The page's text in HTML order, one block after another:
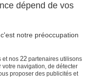
dépend de vos
notre préoccupation
et nos 22partenaires utilisons
navigation, de détecter
proposer des publicités et